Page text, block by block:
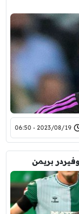
2023/08/19 - 06:50
بريمن